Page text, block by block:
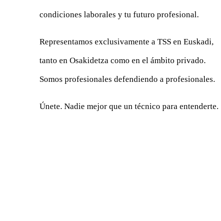
condiciones laborales y tu futuro profesional.
Representamos exclusivamente a TSS en Euskadi,
tanto en Osakidetza como en el ámbito privado.
Somos profesionales defendiendo a profesionales.
Únete. Nadie mejor que un técnico para entenderte.